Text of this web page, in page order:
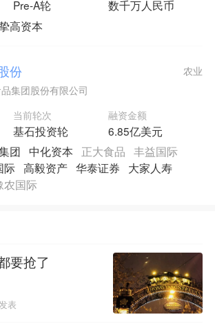
Pre-A轮 数千万人民币
高资本
份
集团股份有限公司
当前轮次
基石投资轮
融资金额
6.85亿美元
农业
团 中化资本 正大食品 丰益国际
际 高毅资产 华泰证券
大家人寿
农国际
要抢了
表